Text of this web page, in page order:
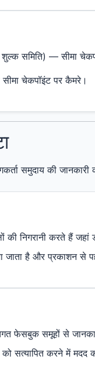
शुल्क समिति) — सीमा
चेकपॉइंट पर कैमरे।
समुदाय की जानकारी
निगरानी करते हैं जहां
जाता है और प्रकाशन से
फेसबुक समूहों से
सत्यापित करने में मदद